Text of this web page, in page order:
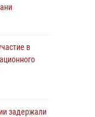
в
задержали